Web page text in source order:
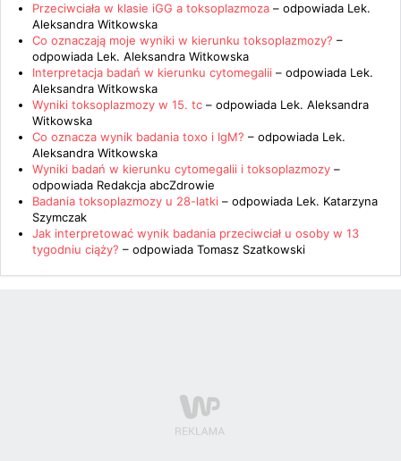
Przeciwciała w klasie iGG a toksoplazmoza – odpowiada Lek.
Aleksandra Witkowska
Co oznaczają moje wyniki w kierunku toksoplazmozy? –
odpowiada Lek. Aleksandra Witkowska
Interpretacja badań w kierunku cytomegalii – odpowiada Lek.
Aleksandra Witkowska
Wyniki toksoplazmozy w 15. tc – odpowiada Lek. Aleksandra
Witkowska
Co oznacza wynik badania toxo i IgM? – odpowiada Lek.
Aleksandra Witkowska
Wyniki badań w kierunku cytomegalii i toksoplazmozy –
odpowiada Redakcja abcZdrowie
Badania toksoplazmozy u 28-latki – odpowiada Lek. Katarzyna
Szymczak
Jak interpretować wynik badania przeciwciał u osoby w 13
tygodniu ciąży? – odpowiada Tomasz Szatkowski